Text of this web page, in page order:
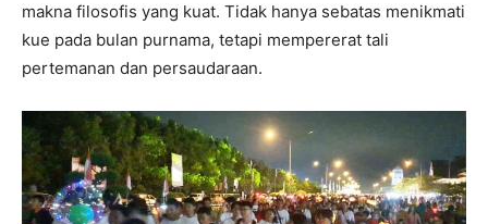
makna filosofis yang kuat. Tidak hanya sebatas menikmati
kue pada bulan purnama, tetapi mempererat tali
pertemanan dan persaudaraan.